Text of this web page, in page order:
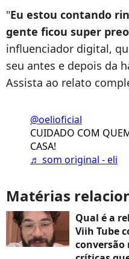
"Eu estou contando
gente ficou super
influenciador digital,
seu antes e depois da
Assista ao relato
@oelioficial
CUIDADO COM
CASA!
♬ som original - eli
Matérias
Qual é a
Viih Tube
conversão